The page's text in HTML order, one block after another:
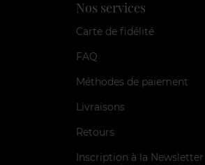
Nos services
Carte de fidélité
FAQ
Méthodes de paiement
Livraisons
Retours
Inscription à la Newsletter